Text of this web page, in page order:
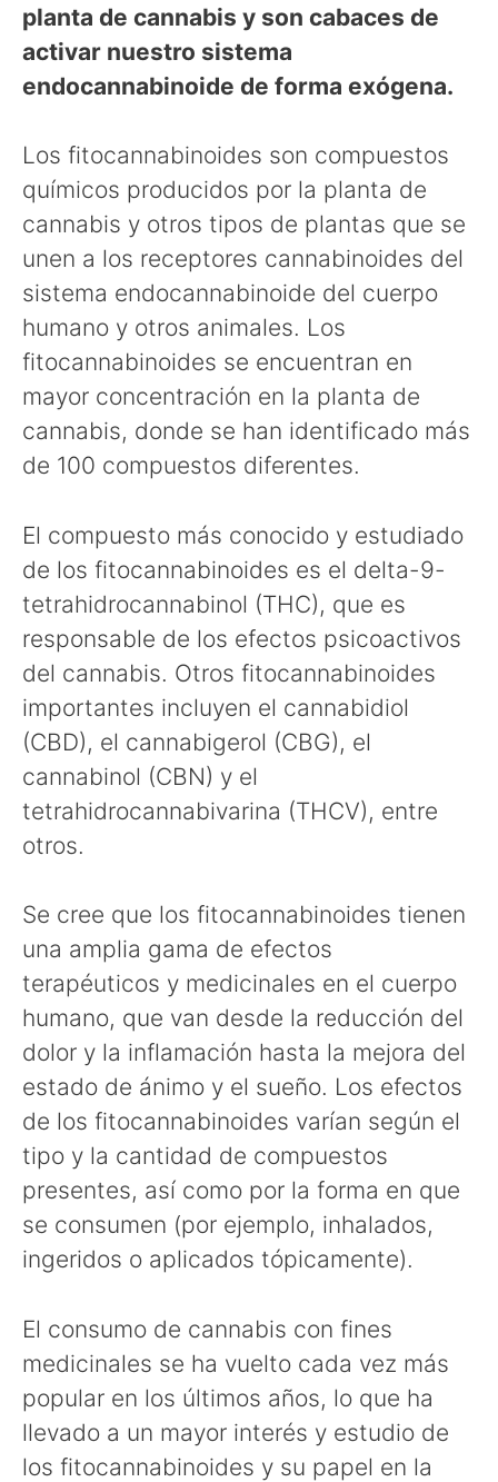
planta de cannabis y son cabaces de
activar nuestro sistema
endocannabinoide de forma exógena.
Los fitocannabinoides son compuestos
químicos producidos por la planta de
cannabis y otros tipos de plantas que se
unen a los receptores cannabinoides del
sistema endocannabinoide del cuerpo
humano y otros animales. Los
fitocannabinoides se encuentran en
mayor concentración en la planta de
cannabis, donde se han identificado más
de 100 compuestos diferentes.
El compuesto más conocido y estudiado
de los fitocannabinoides es el delta-9-
tetrahidrocannabinol (THC), que es
responsable de los efectos psicoactivos
del cannabis. Otros fitocannabinoides
importantes incluyen el cannabidiol
(CBD), el cannabigerol (CBG), el
cannabinol (CBN) y el
tetrahidrocannabivarina (THCV), entre
otros.
Se cree que los fitocannabinoides tienen
una amplia gama de efectos
terapéuticos y medicinales en el cuerpo
humano, que van desde la reducción del
dolor y la inflamación hasta la mejora del
estado de ánimo y el sueño. Los efectos
de los fitocannabinoides varían según el
tipo y la cantidad de compuestos
presentes, así como por la forma en que
se consumen (por ejemplo, inhalados,
ingeridos o aplicados tópicamente).
El consumo de cannabis con fines
medicinales se ha vuelto cada vez más
popular en los últimos años, lo que ha
llevado a un mayor interés y estudio de
los fitocannabinoides y su papel en la